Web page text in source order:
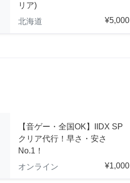
リア)
北海道
¥5,000
【音ゲー・全国OK】IIDX SP
クリア代行！早さ・安さ
No.1！
オンライン
¥1,000